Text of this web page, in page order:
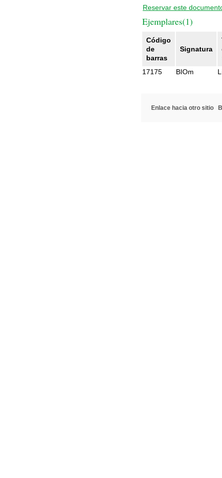
Reservar este
Ejemplares(1)
Código
de
barras
Signatura
17175
BIOm
Enlace hacia otro sitio